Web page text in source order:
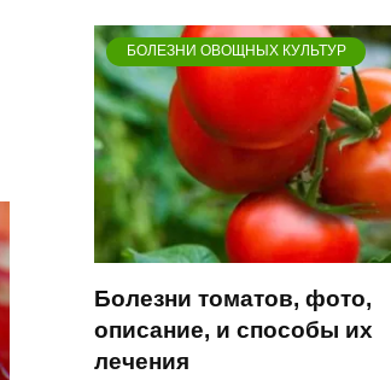
БОЛЕЗНИ ОВОЩНЫХ КУЛЬТУР
Болезни томатов, фото,
описание, и способы их
лечения